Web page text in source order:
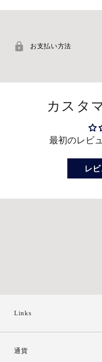
商
を
カ
ト
お支払い方法
カスタ
最初のレビ
レ
Links
通貨